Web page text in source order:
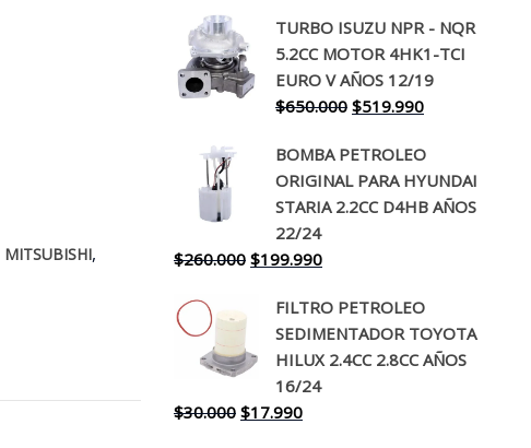
MITSUBISHI,
original
era:
$130.000.
actual
es:
$94.990.
TURBO ISUZU NPR - NQR
5.2CC MOTOR 4HK1-TCI
EURO V AÑOS 12/19
$650.000 El
original
era:
$650.000.
$519.990El
actual
es:
$519.990.
BOMBA PETROLEO
ORIGINAL PARA HYUNDAI
STARIA 2.2CC D4HB AÑOS
22/24
$260.000 El
original
era:
$260.000.
$199.990El
actual
es:
$199.990.
FILTRO PETROLEO
SEDIMENTADOR TOYOTA
HILUX 2.4CC 2.8CC AÑOS
16/24
$30.000 El
$17.990El